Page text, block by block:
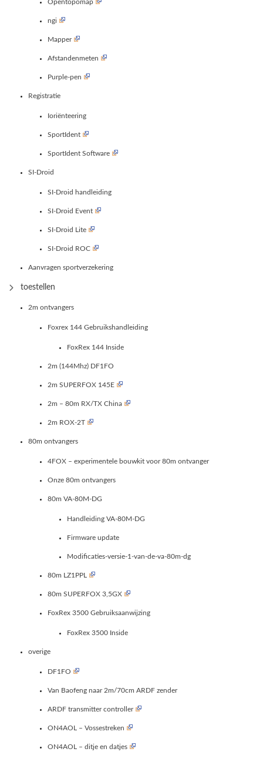
Opentopomap
ngi
Mapper
Afstandenmeten
Purple-pen
Registratie
Ioriënteering
SportIdent
SportIdent Software
SI-Droid
SI-Droid handleiding
SI-Droid Event
SI-Droid Lite
SI-Droid ROC
Aanvragen sportverzekering
toestellen
2m ontvangers
Foxrex 144 Gebruikshandleiding
FoxRex 144 Inside
2m (144Mhz) DF1FO
2m SUPERFOX 145E
2m – 80m RX/TX China
2m ROX-2T
80m ontvangers
4FOX – experimentele bouwkit voor 80m ontvanger
Onze 80m ontvangers
80m VA-80M-DG
Handleiding VA-80M-DG
Firmware update
Modificaties-versie-1-van-de-va-80m-dg
80m LZ1PPL
80m SUPERFOX 3,5GX
FoxRex 3500 Gebruiksaanwijzing
FoxRex 3500 Inside
overige
DF1FO
Van Baofeng naar 2m/70cm ARDF zender
ARDF transmitter controller
ON4AOL – Vossestreken
ON4AOL – ditje en datjes